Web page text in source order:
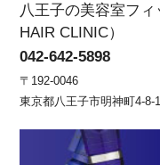
八王子の美容室フ
HAIR CLINIC）
042-642-5898
〒192-0046
東京都八王子市明神町4-8-